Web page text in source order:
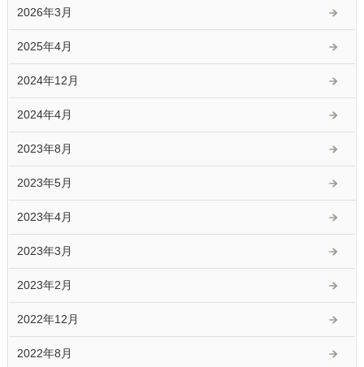
2026年3月
2025年4月
2024年12月
2024年4月
2023年8月
2023年5月
2023年4月
2023年3月
2023年2月
2022年12月
2022年8月